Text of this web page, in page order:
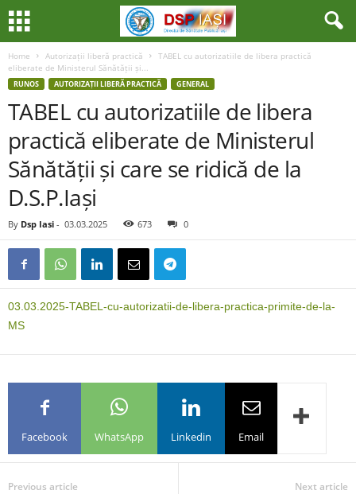
Home Autorizații liberă practică
TABEL cu autorizatiile de libera practică
eliberate de Ministerul Sănătății și...
RUNOS AUTORIZAȚII LIBERĂ PRACTICĂ GENERAL
TABEL cu autorizatiile de libera
practică eliberate de Ministerul
Sănătății și care se ridică de la
D.S.P.Iași
By Dsp Iasi - 03.03.2025 673 0
03.03.2025-TABEL-cu-autorizatii-de-libera-practica-primite-de-la-
MS
Facebook WhatsApp Linkedin Email
Previous article Next article